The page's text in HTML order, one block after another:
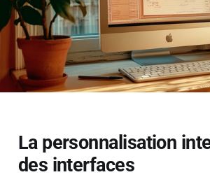
La personnalisation
des interfaces